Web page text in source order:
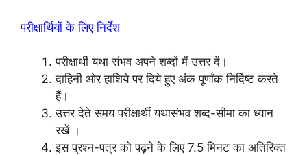
परीक्षार्थियों के लिए निर्देश
परीक्षार्थी यथा संभव अपने शब्दों में उत्तर दें।
दाहिनी ओर हाशिये पर दिये हुए अंक पूर्णांक निर्दिष्ट करते
हैं।
उत्तर देते समय परीक्षार्थी यथासंभव शब्द-सीमा का ध्यान
रखें ।
इस प्रश्न-पत्र को पढ़ने के लिए 7.5 मिनट का अतिरिक्त